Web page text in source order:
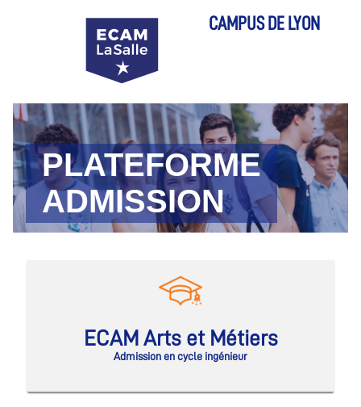
CAMPUS DE LYON
PLATEFORME
ADMISSION
ECAM Arts et Métiers
Admission en cycle ingénieur